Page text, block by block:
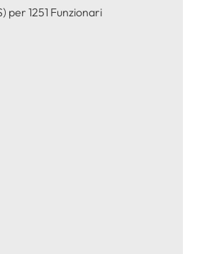
per 1251 Funzionari